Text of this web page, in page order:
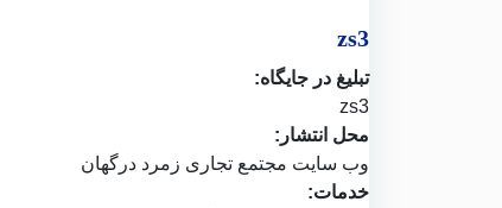
zs3
تبلیغ در جایگاه:
zs3
محل انتشار:
وب سایت مجتمع تجاری زمرد درگهان
خدمات: